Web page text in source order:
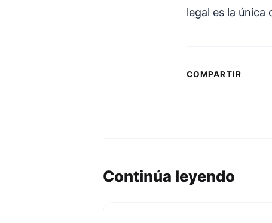
legal es la única
COMPARTIR
Continúa leyendo